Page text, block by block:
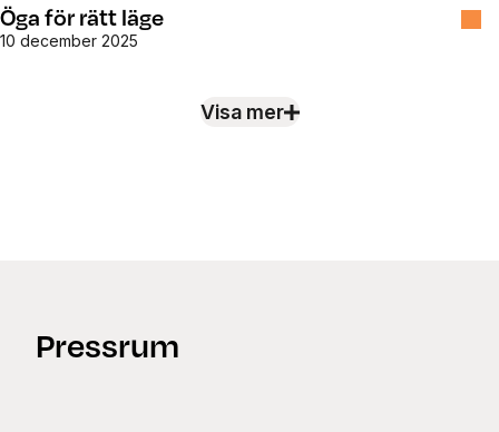
Öga för rätt läge
10 december 2025
Visa mer
Pressrum